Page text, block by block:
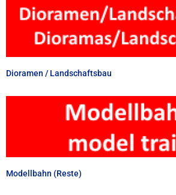
Dioramen / Landschaftsbau
Modellbahn (Reste)